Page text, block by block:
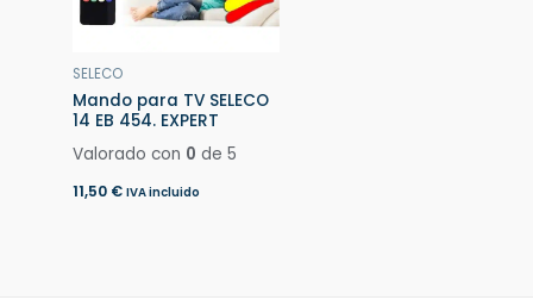
SELECO
Mando para TV SELECO
14 EB 454. EXPERT
Valorado con 0 de 5
11,50 € IVA incluido